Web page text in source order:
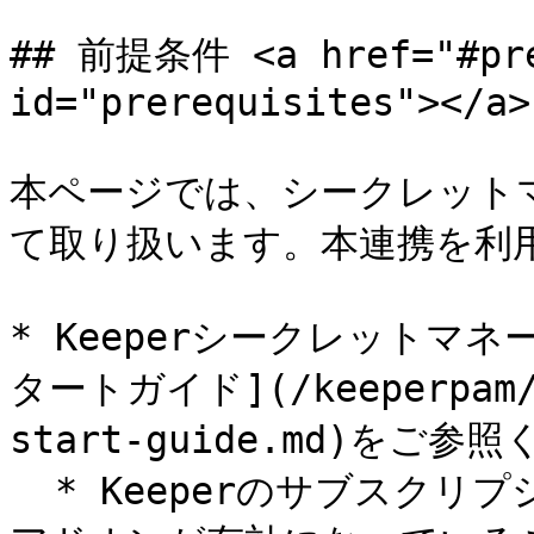
## 前提条件 <a
id="prerequisites"></a>
本ページでは、シークレッ
て取り扱います。本連携を利
* Keeperシークレットマネ
タートガイド](/
start-guide.md)をご参照